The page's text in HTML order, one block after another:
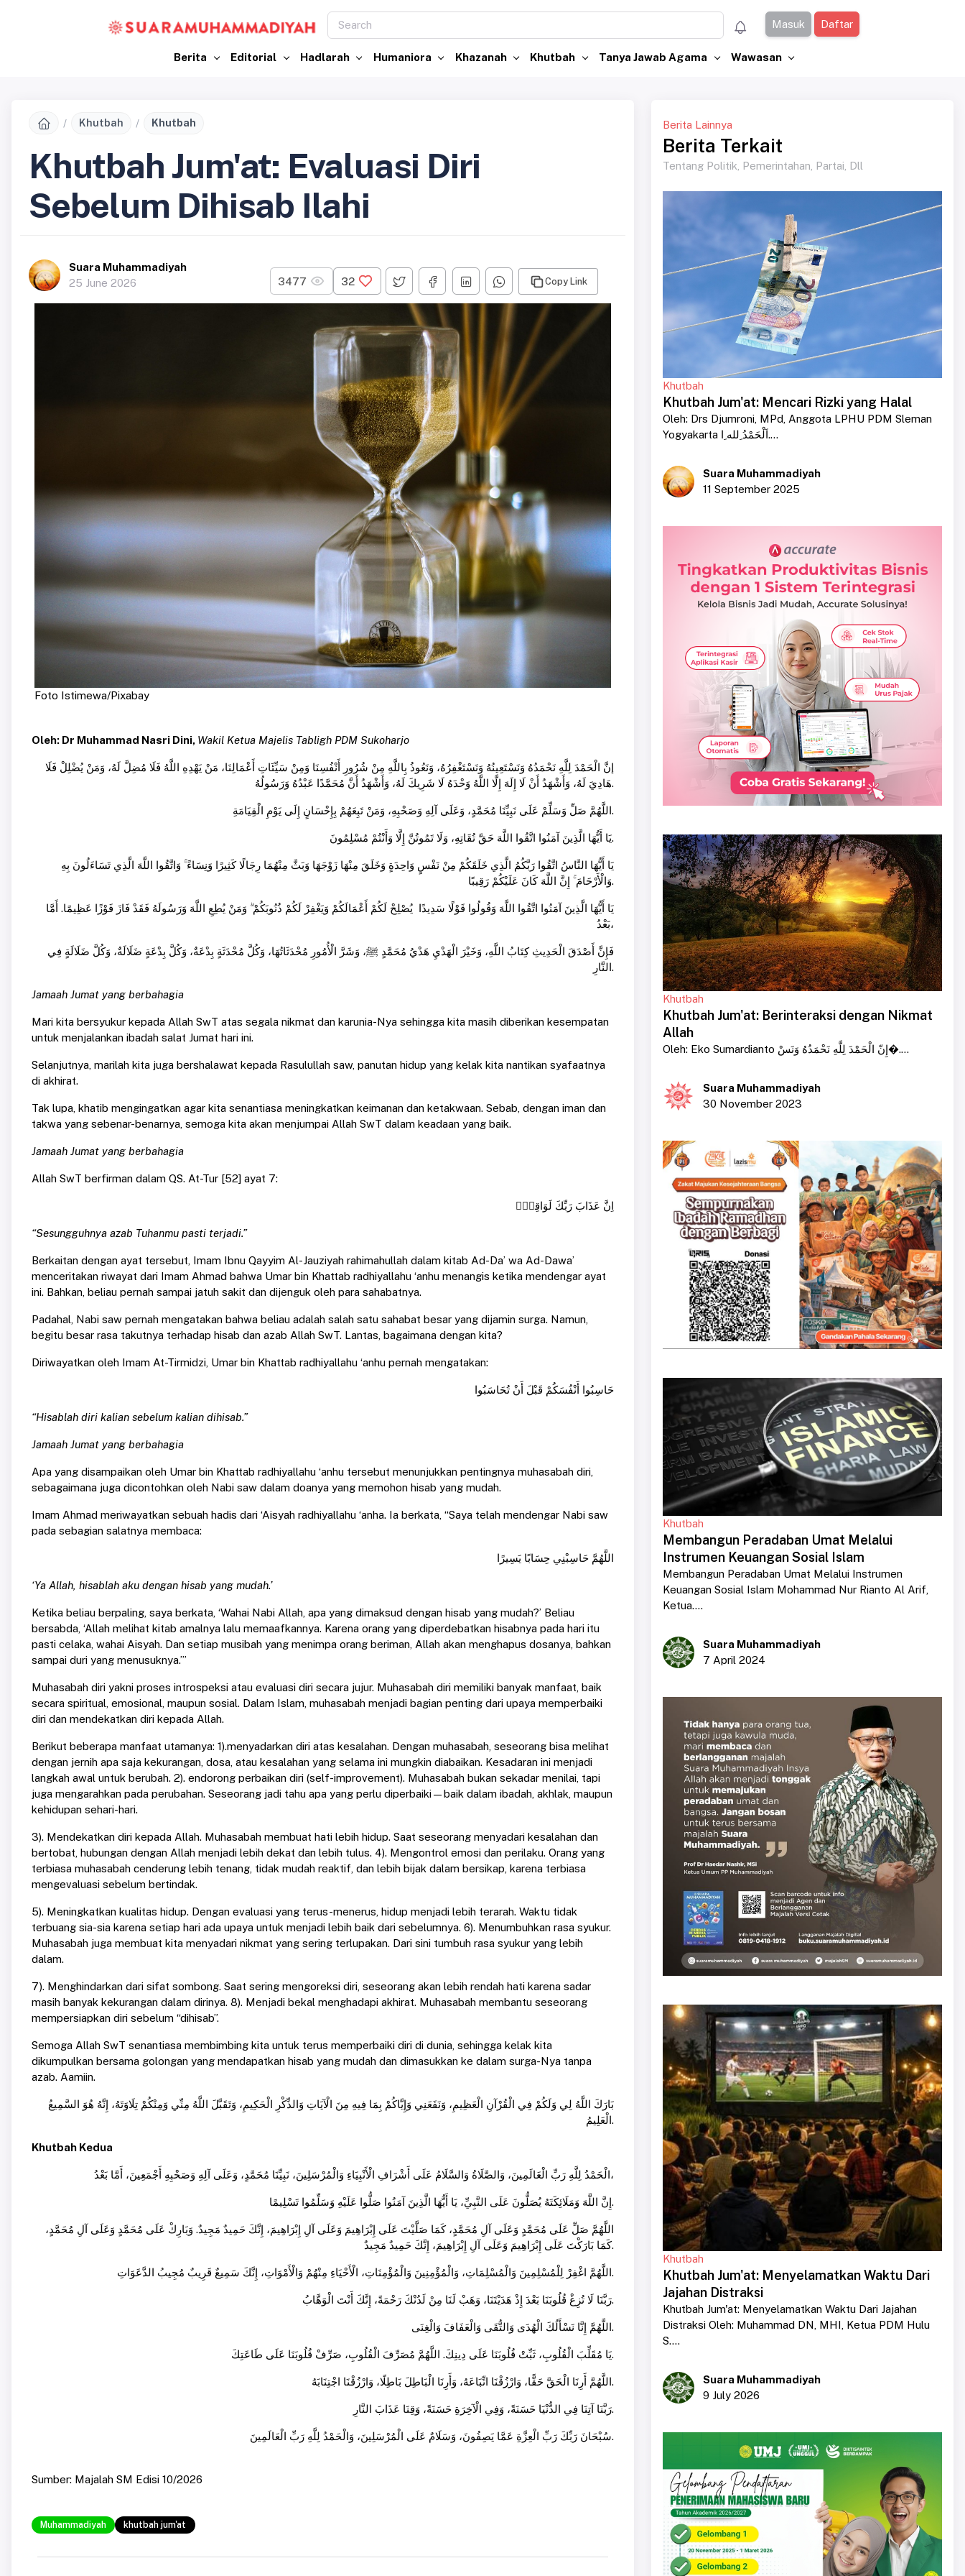
Masuk Daftar
Berita Editorial Hadlarah Humaniora Khazanah Khutbah Tanya Jawab Agama Wawasan
Khutbah Khutbah
Khutbah Jum'at: Evaluasi Diri
Sebelum Dihisab Ilahi
Suara Muhammadiyah
25 June 2026
3477 32 Copy Link
Foto Istimewa/Pixabay
Oleh: Dr Muhammad Nasri Dini, Wakil Ketua Majelis Tabligh PDM Sukoharjo
إنَّ الْحَمْدَ لِلَّهِ نَحْمَدُهُ وَنَسْتَعِينُهُ وَنَسْتَغْفِرُهُ، وَنَعُوذُ بِاللَّهِ مِنْ شُرُورِ أَنْفُسِنَا وَمِنْ سَيِّئَاتِ أَعْمَالِنَا، مَنْ يَهْدِهِ اللَّهُ فَلَا مُضِلَّ لَهُ، وَمَنْ يُضْلِلْ فَلَا
هَادِيَ لَهُ، وَأَشْهَدُ أَنْ لَا إِلَهَ إِلَّا اللَّهُ وَحْدَهُ لَا شَرِيكَ لَهُ، وَأَشْهَدُ أَنَّ مُحَمَّدًا عَبْدُهُ وَرَسُولُهُ.
اللَّهُمَّ صَلِّ وَسَلِّمْ عَلَى نَبِيِّنَا مُحَمَّدٍ، وَعَلَى آلِهِ وَصَحْبِهِ، وَمَنْ تَبِعَهُمْ بِإِحْسَانٍ إِلَى يَوْمِ الْقِيَامَةِ.
يَا أَيُّهَا الَّذِينَ آمَنُوا اتَّقُوا اللَّهَ حَقَّ تُقَاتِهِ، وَلَا تَمُوتُنَّ إِلَّا وَأَنْتُمْ مُسْلِمُونَ.
يَا أَيُّهَا النَّاسُ اتَّقُوا رَبَّكُمُ الَّذِي خَلَقَكُمْ مِنْ نَفْسٍ وَاحِدَةٍ وَخَلَقَ مِنْهَا زَوْجَهَا وَبَثَّ مِنْهُمَا رِجَالًا كَثِيرًا وَنِسَاءً ۚ وَاتَّقُوا اللَّهَ الَّذِي تَسَاءَلُونَ بِهِ
وَالْأَرْحَامَ ۚ إِنَّ اللَّهَ كَانَ عَلَيْكُمْ رَقِيبًا.
يَا أَيُّهَا الَّذِينَ آمَنُوا اتَّقُوا اللَّهَ وَقُولُوا قَوْلًا سَدِيدًا يُصْلِحْ لَكُمْ أَعْمَالَكُمْ وَيَغْفِرْ لَكُمْ ذُنُوبَكُمْ ۗ وَمَنْ يُطِعِ اللَّهَ وَرَسُولَهُ فَقَدْ فَازَ فَوْزًا عَظِيمًا. أَمَّا
بَعْدُ،
فَإِنَّ أَصْدَقَ الْحَدِيثِ كِتَابُ اللَّهِ، وَخَيْرَ الْهَدْيِ هَدْيُ مُحَمَّدٍ ﷺ، وَشَرَّ الْأُمُورِ مُحْدَثَاتُهَا، وَكُلَّ مُحْدَثَةٍ بِدْعَةٌ، وَكُلَّ بِدْعَةٍ ضَلَالَةٌ، وَكُلَّ ضَلَالَةٍ فِي
النَّارِ.
Jamaah Jumat yang berbahagia
Mari kita bersyukur kepada Allah SwT atas segala nikmat dan karunia-Nya sehingga kita masih diberikan kesempatan
untuk menjalankan ibadah salat Jumat hari ini.
Selanjutnya, marilah kita juga bershalawat kepada Rasulullah saw, panutan hidup yang kelak kita nantikan syafaatnya
di akhirat.
Tak lupa, khatib mengingatkan agar kita senantiasa meningkatkan keimanan dan ketakwaan. Sebab, dengan iman dan
takwa yang sebenar-benarnya, semoga kita akan menjumpai Allah SwT dalam keadaan yang baik.
Jamaah Jumat yang berbahagia
Allah SwT berfirman dalam QS. At-Tur [52] ayat 7:
اِنَّ عَذَابَ رَبِّكَ لَوَاقِعٌۙ
“Sesungguhnya azab Tuhanmu pasti terjadi.”
Berkaitan dengan ayat tersebut, Imam Ibnu Qayyim Al-Jauziyah rahimahullah dalam kitab Ad-Da’ wa Ad-Dawa’
menceritakan riwayat dari Imam Ahmad bahwa Umar bin Khattab radhiyallahu ‘anhu menangis ketika mendengar ayat
ini. Bahkan, beliau pernah sampai jatuh sakit dan dijenguk oleh para sahabatnya.
Padahal, Nabi saw pernah mengatakan bahwa beliau adalah salah satu sahabat besar yang dijamin surga. Namun,
begitu besar rasa takutnya terhadap hisab dan azab Allah SwT. Lantas, bagaimana dengan kita?
Diriwayatkan oleh Imam At-Tirmidzi, Umar bin Khattab radhiyallahu ‘anhu pernah mengatakan:
حَاسِبُوا أَنْفُسَكُمْ قَبْلَ أَنْ تُحَاسَبُوا
“Hisablah diri kalian sebelum kalian dihisab.”
Jamaah Jumat yang berbahagia
Apa yang disampaikan oleh Umar bin Khattab radhiyallahu ‘anhu tersebut menunjukkan pentingnya muhasabah diri,
sebagaimana juga dicontohkan oleh Nabi saw dalam doanya yang memohon hisab yang mudah.
Imam Ahmad meriwayatkan sebuah hadis dari ‘Aisyah radhiyallahu ‘anha. Ia berkata, “Saya telah mendengar Nabi saw
pada sebagian salatnya membaca:
اللَّهُمَّ حَاسِبْنِي حِسَابًا يَسِيرًا
‘Ya Allah, hisablah aku dengan hisab yang mudah.’
Ketika beliau berpaling, saya berkata, ‘Wahai Nabi Allah, apa yang dimaksud dengan hisab yang mudah?’ Beliau
bersabda, ‘Allah melihat kitab amalnya lalu memaafkannya. Karena orang yang diperdebatkan hisabnya pada hari itu
pasti celaka, wahai Aisyah. Dan setiap musibah yang menimpa orang beriman, Allah akan menghapus dosanya, bahkan
sampai duri yang menusuknya.’”
Muhasabah diri yakni proses introspeksi atau evaluasi diri secara jujur. Muhasabah diri memiliki banyak manfaat, baik
secara spiritual, emosional, maupun sosial. Dalam Islam, muhasabah menjadi bagian penting dari upaya memperbaiki
diri dan mendekatkan diri kepada Allah.
Berikut beberapa manfaat utamanya: 1).menyadarkan diri atas kesalahan. Dengan muhasabah, seseorang bisa melihat
dengan jernih apa saja kekurangan, dosa, atau kesalahan yang selama ini mungkin diabaikan. Kesadaran ini menjadi
langkah awal untuk berubah. 2). endorong perbaikan diri (self-improvement). Muhasabah bukan sekadar menilai, tapi
juga mengarahkan pada perubahan. Seseorang jadi tahu apa yang perlu diperbaiki—baik dalam ibadah, akhlak, maupun
kehidupan sehari-hari.
3). Mendekatkan diri kepada Allah. Muhasabah membuat hati lebih hidup. Saat seseorang menyadari kesalahan dan
bertobat, hubungan dengan Allah menjadi lebih dekat dan lebih tulus. 4). Mengontrol emosi dan perilaku. Orang yang
terbiasa muhasabah cenderung lebih tenang, tidak mudah reaktif, dan lebih bijak dalam bersikap, karena terbiasa
mengevaluasi sebelum bertindak.
5). Meningkatkan kualitas hidup. Dengan evaluasi yang terus-menerus, hidup menjadi lebih terarah. Waktu tidak
terbuang sia-sia karena setiap hari ada upaya untuk menjadi lebih baik dari sebelumnya. 6). Menumbuhkan rasa syukur.
Muhasabah juga membuat kita menyadari nikmat yang sering terlupakan. Dari sini tumbuh rasa syukur yang lebih
dalam.
7). Menghindarkan dari sifat sombong. Saat sering mengoreksi diri, seseorang akan lebih rendah hati karena sadar
masih banyak kekurangan dalam dirinya. 8). Menjadi bekal menghadapi akhirat. Muhasabah membantu seseorang
mempersiapkan diri sebelum “dihisab”.
Semoga Allah SwT senantiasa membimbing kita untuk terus memperbaiki diri di dunia, sehingga kelak kita
dikumpulkan bersama golongan yang mendapatkan hisab yang mudah dan dimasukkan ke dalam surga-Nya tanpa
azab. Aamiin.
بَارَكَ اللَّهُ لِي وَلَكُمْ فِي الْقُرْآنِ الْعَظِيمِ، وَنَفَعَنِي وَإِيَّاكُمْ بِمَا فِيهِ مِنَ الْآيَاتِ وَالذِّكْرِ الْحَكِيمِ، وَتَقَبَّلَ اللَّهُ مِنِّي وَمِنْكُمْ تِلَاوَتَهُ، إِنَّهُ هُوَ السَّمِيعُ
الْعَلِيمُ.
Khutbah Kedua
الْحَمْدُ لِلَّهِ رَبِّ الْعَالَمِينَ، وَالصَّلَاةُ وَالسَّلَامُ عَلَى أَشْرَافِ الْأَنْبِيَاءِ وَالْمُرْسَلِينَ، نَبِيِّنَا مُحَمَّدٍ، وَعَلَى آلِهِ وَصَحْبِهِ أَجْمَعِينَ، أَمَّا بَعْدُ،
إِنَّ اللَّهَ وَمَلَائِكَتَهُ يُصَلُّونَ عَلَى النَّبِيِّ، يَا أَيُّهَا الَّذِينَ آمَنُوا صَلُّوا عَلَيْهِ وَسَلِّمُوا تَسْلِيمًا.
اللَّهُمَّ صَلِّ عَلَى مُحَمَّدٍ وَعَلَى آلِ مُحَمَّدٍ، كَمَا صَلَّيْتَ عَلَى إِبْرَاهِيمَ وَعَلَى آلِ إِبْرَاهِيمَ، إِنَّكَ حَمِيدٌ مَجِيدٌ. وَبَارِكْ عَلَى مُحَمَّدٍ وَعَلَى آلِ مُحَمَّدٍ،
كَمَا بَارَكْتَ عَلَى إِبْرَاهِيمَ وَعَلَى آلِ إِبْرَاهِيمَ، إِنَّكَ حَمِيدٌ مَجِيدٌ.
اللَّهُمَّ اغْفِرْ لِلْمُسْلِمِينَ وَالْمُسْلِمَاتِ، وَالْمُؤْمِنِينَ وَالْمُؤْمِنَاتِ، الْأَحْيَاءِ مِنْهُمْ وَالْأَمْوَاتِ، إِنَّكَ سَمِيعٌ قَرِيبٌ مُجِيبُ الدَّعَوَاتِ.
رَبَّنَا لَا تُزِغْ قُلُوبَنَا بَعْدَ إِذْ هَدَيْتَنَا، وَهَبْ لَنَا مِنْ لَدُنْكَ رَحْمَةً، إِنَّكَ أَنْتَ الْوَهَّابُ.
اللَّهُمَّ إِنَّا نَسْأَلُكَ الْهُدَى وَالتُّقَى وَالْعَفَافَ وَالْغِنَى.
يَا مُقَلِّبَ الْقُلُوبِ، ثَبِّتْ قُلُوبَنَا عَلَى دِينِكَ. اللَّهُمَّ مُصَرِّفَ الْقُلُوبِ، صَرِّفْ قُلُوبَنَا عَلَى طَاعَتِكَ.
اللَّهُمَّ أَرِنَا الْحَقَّ حَقًّا، وَارْزُقْنَا اتِّبَاعَهُ، وَأَرِنَا الْبَاطِلَ بَاطِلًا، وَارْزُقْنَا اجْتِنَابَهُ.
رَبَّنَا آتِنَا فِي الدُّنْيَا حَسَنَةً، وَفِي الْآخِرَةِ حَسَنَةً، وَقِنَا عَذَابَ النَّارِ.
سُبْحَانَ رَبِّكَ رَبِّ الْعِزَّةِ عَمَّا يَصِفُونَ، وَسَلَامٌ عَلَى الْمُرْسَلِينَ، وَالْحَمْدُ لِلَّهِ رَبِّ الْعَالَمِينَ.
Sumber: Majalah SM Edisi 10/2026
Muhammadiyah khutbah jum'at
Berita Lainnya
Berita Terkait
Tentang Politik, Pemerintahan, Partai, Dll
Khutbah
Khutbah Jum'at: Mencari Rizki yang Halal
Oleh: Drs Djumroni, MPd, Anggota LPHU PDM Sleman
Yogyakarta اَلْحَمْدُ ِلله ِا....
Suara Muhammadiyah
11 September 2025
Khutbah
Khutbah Jum'at: Berinteraksi dengan Nikmat
Allah
Oleh: Eko Sumardianto إِنّ الْحَمْدَ لِلَّهِ نَحْمَدُهُ وَنَسْ�....
Suara Muhammadiyah
30 November 2023
Khutbah
Membangun Peradaban Umat Melalui
Instrumen Keuangan Sosial Islam
Membangun Peradaban Umat Melalui Instrumen
Keuangan Sosial Islam Mohammad Nur Rianto Al Arif,
Ketua....
Suara Muhammadiyah
7 April 2024
Khutbah
Khutbah Jum'at: Menyelamatkan Waktu Dari
Jajahan Distraksi
Khutbah Jum'at: Menyelamatkan Waktu Dari Jajahan
Distraksi Oleh: Muhammad DN, MHI, Ketua PDM Hulu
S....
Suara Muhammadiyah
9 July 2026